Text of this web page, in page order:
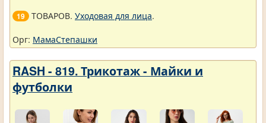
19 ТОВАРОВ. Уходовая для лица.
Орг: МамаСтепашки
RASH - 819. Трикотаж - Майки и
футболки